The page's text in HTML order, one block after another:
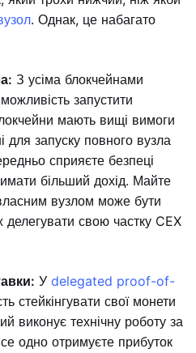
. Однак, це набагато
З усіма блокчейнами
запустити
мають вищі вимоги
для запуску повного вузла
сприяєте безпеці
більший дохід. Майте
вузлом може бути
делегувати свою частку CEX
У delegated proof-of-
стейкінгувати свої монети
виконує технічну роботу за
одно отримуєте прибуток